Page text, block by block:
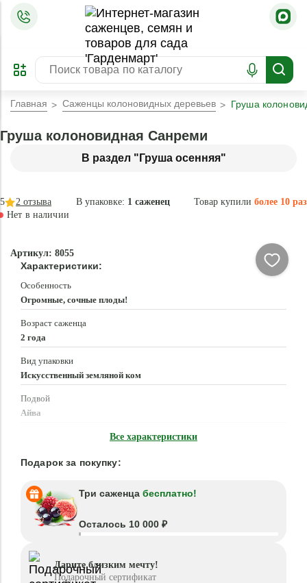
ПРЕДЗАКАЗ
ЗАБРОНИРОВАТЬ
ЛУЧШЕЕ
Главная Саженцы колоновидных деревьев Груша
В раздел "Груша осенняя"
Груша колоновидная Санреми
В упаковке: 1 саженец Товар купили более 10 раз
5 2 отзыва
Нет в наличии
Артикул: 8055
Характеристики:
Особенность
Огромные, сочные плоды!
Возраст саженца
2 года
Вид упаковки
Искусственный земляной ком
Подвой
Айва
Все характеристики
Подарок за покупку:
Три саженца бесплатно!
Осталось 10 000 ₽
Дарите близким мечту!
Подарочный сертификат